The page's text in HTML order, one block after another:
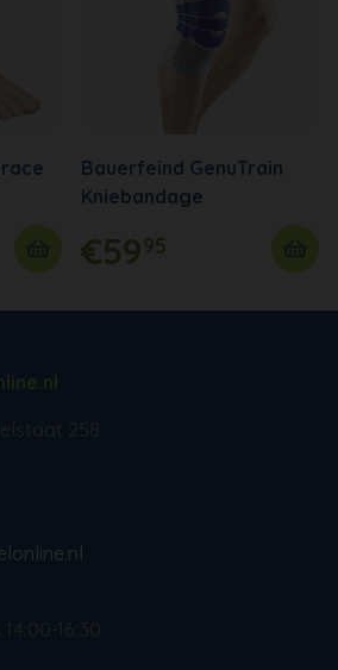
Bauerfeind GenuTrain
Kniebandage
€5995